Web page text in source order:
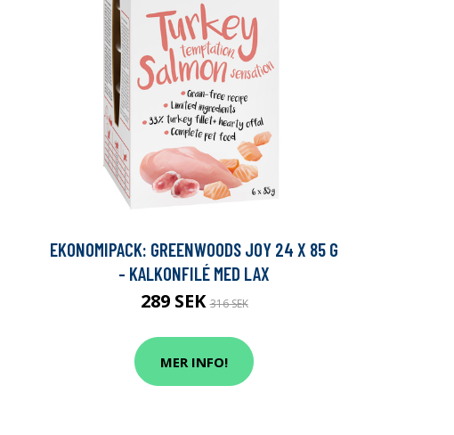
EKONOMIPACK: GREENWOODS JOY 24 X 85 G
- KALKONFILÉ MED LAX
289 SEK316 SEK
MER INFO!